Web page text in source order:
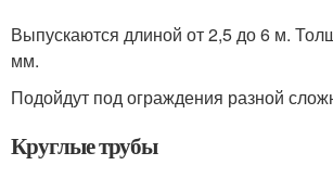
Выпускаются длиной от 2,5 до 6 м.
мм.
Подойдут под ограждения разной
Круглые трубы